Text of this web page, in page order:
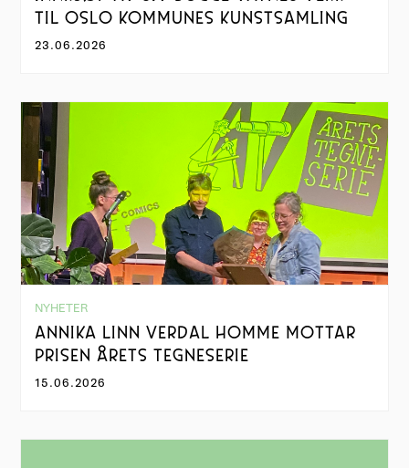
TIL OSLO KOMMUNES KUNSTSAMLING
23.06.2026
NYHETER
ANNIKA LINN VERDAL HOMME MOTTAR
PRISEN ÅRETS TEGNESERIE
15.06.2026